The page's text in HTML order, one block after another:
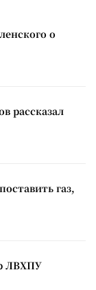
о
рассказал
газ,
ЛВХПУ